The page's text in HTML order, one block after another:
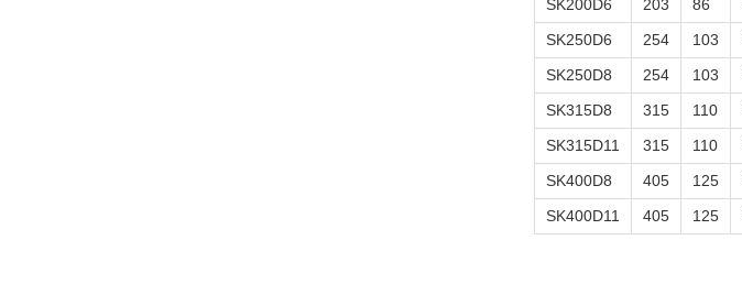
SK200D6
203 86
SK250D6
254 103
SK250D8
254 103
SK315D8
315 110
SK315D11
315 110
SK400D8
405 125
SK400D11
405 125